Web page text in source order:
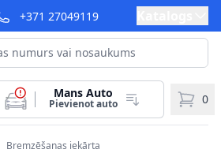
+371 27049119
Mans Auto
Pievienot auto 0
Bremzēšanas iekārta